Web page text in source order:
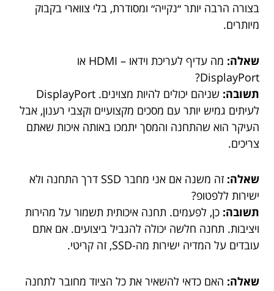
בצורה הרבה יותר ״נקייה״ ומסודרת, בלי צווארי בקבוק
מיותרים.
שאלה:
מה עדיף לעריכת וידאו – HDMI או
DisplayPort?
תשובה:
שניהם יכולים להיות מצוינים. DisplayPort
לעיתים גמיש יותר עם מסכים מקצועיים וקצבי רענון, אבל
העיקר הוא שהתחנה והמסך יתמכו באותה איכות שאתם
צריכים.
שאלה:
זה משנה אם אני מחבר SSD דרך התחנה ולא
ישירות ללפטופ?
תשובה: כן, לפעמים. תחנה איכותית תשמור על מהירות
ויציבות. תחנה חלשה יכולה להגביל ביצועים. אם אתם
עובדים על המדיה ישירות מה-SSD, זה קריטי.
שאלה: האם כדאי להשאיר את כל הציוד מחובר לתחנה